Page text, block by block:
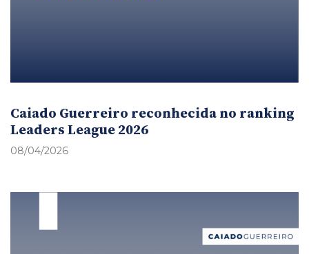
Caiado Guerreiro reconhecida no ranking
Leaders League 2026
08/04/2026